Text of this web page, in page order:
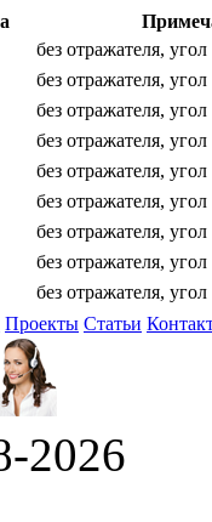
без отражателя,
без отражателя,
без отражателя,
без отражателя,
без отражателя,
без отражателя,
без отражателя,
без отражателя,
без отражателя,
Проекты Статьи
2026